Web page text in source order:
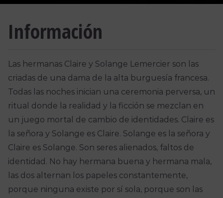
Información
Las hermanas Claire y Solange Lemercier son las
criadas de una dama de la alta burguesía francesa.
Todas las noches inician una ceremonia perversa, un
ritual donde la realidad y la ficción se mezclan en
un juego mortal de cambio de identidades. Claire es
la señora y Solange es Claire. Solange es la señora y
Claire es Solange. Son seres alienados, faltos de
identidad. No hay hermana buena y hermana mala,
las dos alternan los papeles constantemente,
porque ninguna existe por sí sola, porque son las